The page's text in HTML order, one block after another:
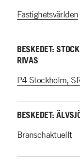
Fastighetsvärlden
BESKEDET:
RIVAS
P4 Stockholm,
BESKEDET:
Branschaktuellt